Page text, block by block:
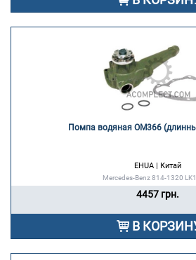
Помпа водяная OM366
EHUA | Китай
Mercedes-Benz 814-1320
4457 грн.
В